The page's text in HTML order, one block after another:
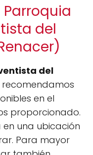
del
del
recomendamos
en el
proporcionado.
en una ubicación
Para mayor